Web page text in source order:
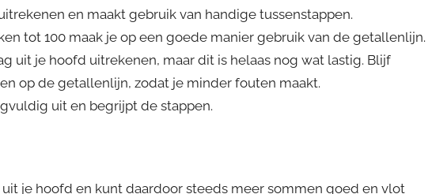
en maakt gebruik van handige tussenstappen.
tot 100 maak je op een goede manier gebruik van de getallenlijn.
uit je hoofd uitrekenen, maar dit is helaas nog wat lastig. Blijf
op de getallenlijn, zodat je minder fouten maakt.
uit en begrijpt de stappen.
je hoofd en kunt daardoor steeds meer sommen goed en vlot